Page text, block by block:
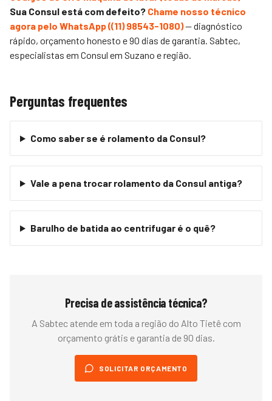
Sua Consul está com defeito? Chame nosso técnico
agora pelo WhatsApp ((11) 98543-1080)— diagnóstico
rápido, orçamento honesto e 90 dias de garantia. Sabtec,
especialistas em Consul em Suzano e região.
Perguntas frequentes
Como saber se é rolamento da Consul?
Vale a pena trocar rolamento da Consul antiga?
Barulho de batida ao centrifugar é o quê?
Precisa de assistência técnica?
A Sabtec atende em toda a região do Alto Tietêcom
orçamento grátis e garantia de 90 dias.
SOLICITAR ORÇAMENTO